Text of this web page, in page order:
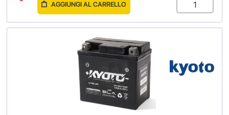
AGGIUNGI AL CARRELLO